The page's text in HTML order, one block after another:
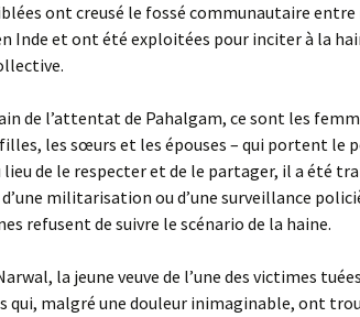
ont creusé le fossé communautaire entre
Inde et ont été exploitées pour inciter à la
de l’attentat de Pahalgam, ce sont les
les sœurs et les épouses – qui portent le
lieu de le respecter et de le partager, il a été
militarisation ou d’une surveillance
refusent de suivre le scénario de la haine.
la jeune veuve de l’une des victimes
qui, malgré une douleur inimaginable, ont